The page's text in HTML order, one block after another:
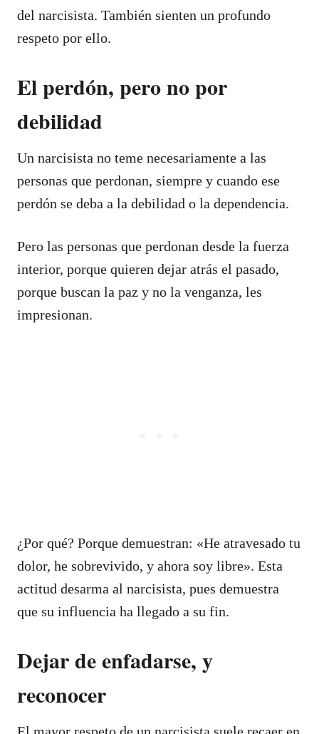
del narcisista. También sienten un profundo
respeto por ello.
El perdón, pero no por
debilidad
Un narcisista no teme necesariamente a las
personas que perdonan, siempre y cuando ese
perdón se deba a la debilidad o la dependencia.
Pero las personas que perdonan desde la fuerza
interior, porque quieren dejar atrás el pasado,
porque buscan la paz y no la venganza, les
impresionan.
¿Por qué? Porque demuestran: «He atravesado tu
dolor, he sobrevivido, y ahora soy libre». Esta
actitud desarma al narcisista, pues demuestra
que su influencia ha llegado a su fin.
Dejar de enfadarse, y
reconocer